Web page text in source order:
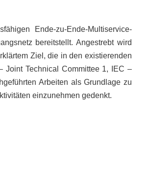
Ende-zu-Ende-Multiservice-
bereitstellt. Angestrebt wird
Ziel, die in den existierenden
Joint Technical Committee 1, IEC –
Arbeiten als Grundlage zu
einzunehmen gedenkt.